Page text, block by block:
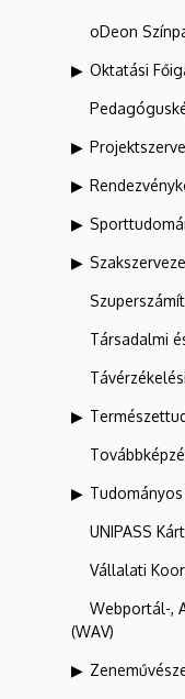
oDeon
Oktatási
Társadalmi
UNIPASS
Vállalati
Webportál-,
(WAV)